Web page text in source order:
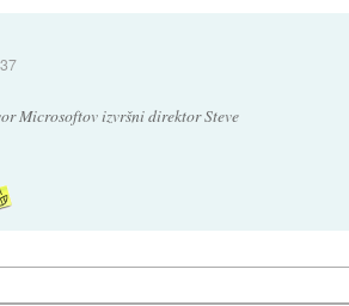
Microsoftov izvršni direktor Steve